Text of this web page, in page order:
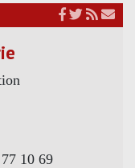
10 69